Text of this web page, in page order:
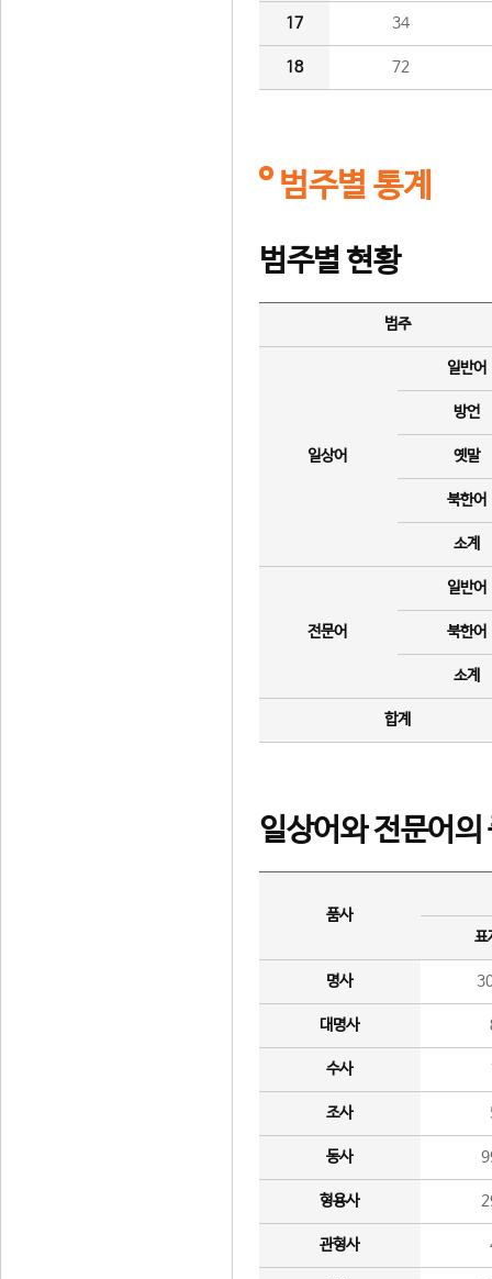
17 34
18 72
범주별 통계
범주별 현황
범주
일상어
일반어
방언
옛말
북한어
소계
전문어
일반어
북한어
소계
합계
일상어와 전문어의
품사
표
명사
대명사
수사
조사
동사
형용사
관형사